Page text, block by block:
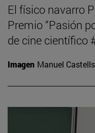
El físico navarro
Premio “Pasión
de cine científico
Imagen Manuel Castells